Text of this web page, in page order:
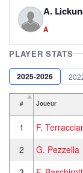
A.
A
PLAYER STATS
2025-2026
# Joueur
1 F.
2
G. Pezzella